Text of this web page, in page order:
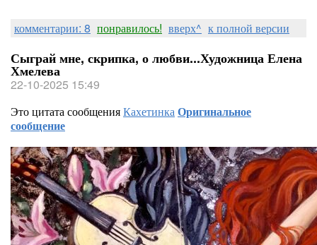
комментарии: 8 понравилось! вверх^ к полной версии
Сыграй мне, скрипка, о любви...Художница Елена
Хмелева
22-10-2025 15:49
Это цитата сообщенияКахетинкаОригинальное
сообщение